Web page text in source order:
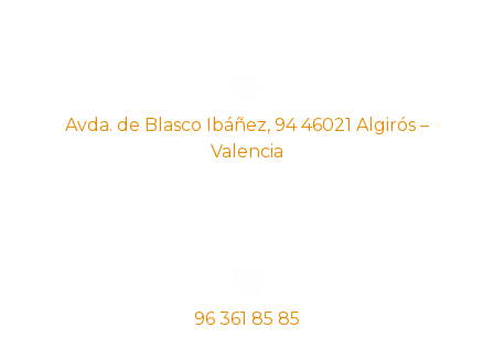
Avda. de Blasco Ibáñez, 94 46021 Algirós –
Valencia
96 361 85 85